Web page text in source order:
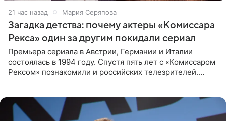
21 час назад Мария Серяпова
Загадка детства: почему актеры «Комиссара
Рекса» один за другим покидали сериал
Премьера сериала в Австрии, Германии и Италии
состоялась в 1994 году. Спустя пять лет с «Комиссаром
Рексом» познакомили и российских телезрителей.